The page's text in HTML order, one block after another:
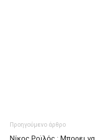
Προηγούμενο άρθρο